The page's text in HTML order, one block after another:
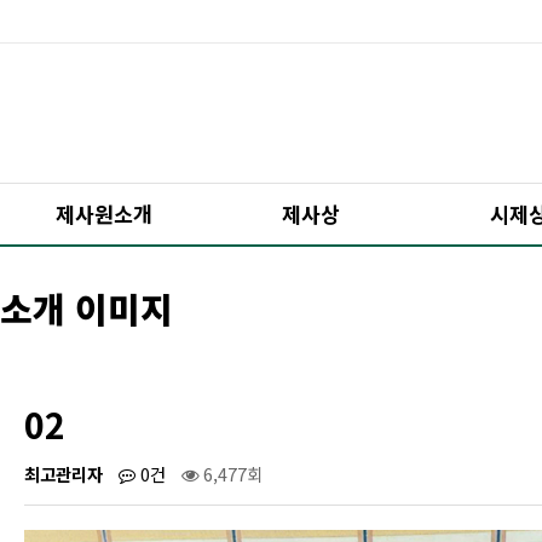
제사원소개 제사상 시제
소개 이미지
02
최고관리자 0건 6,477회